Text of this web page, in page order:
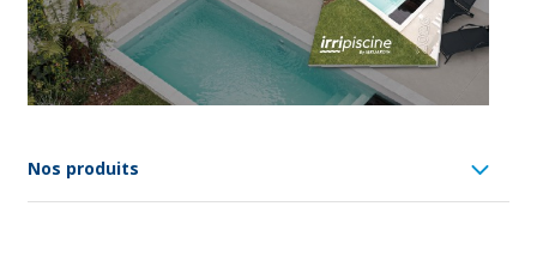
Nos produits